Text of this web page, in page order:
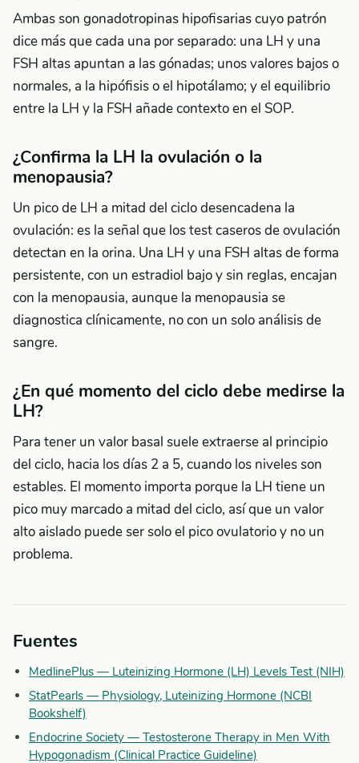
Ambas son gonadotropinas hipofisarias cuyo patrón
dice más que cada una por separado: una LH y una
FSH altas apuntan a las gónadas; unos valores bajos o
normales, a la hipófisis o el hipotálamo; y el equilibrio
entre la LH y la FSH añade contexto en el SOP.
¿Confirma la LH la ovulación o la
menopausia?
Un pico de LH a mitad del ciclo desencadena la
ovulación: es la señal que los test caseros de ovulación
detectan en la orina. Una LH y una FSH altas de forma
persistente, con un estradiol bajo y sin reglas, encajan
con la menopausia, aunque la menopausia se
diagnostica clínicamente, no con un solo análisis de
sangre.
¿En qué momento del ciclo debe medirse la
LH?
Para tener un valor basal suele extraerse al principio
del ciclo, hacia los días 2 a 5, cuando los niveles son
estables. El momento importa porque la LH tiene un
pico muy marcado a mitad del ciclo, así que un valor
alto aislado puede ser solo el pico ovulatorio y no un
problema.
Fuentes
MedlinePlus — Luteinizing Hormone (LH) Levels Test (NIH)
StatPearls — Physiology, Luteinizing Hormone (NCBI
Bookshelf)
Endocrine Society — Testosterone Therapy in Men With
Hypogonadism (Clinical Practice Guideline)